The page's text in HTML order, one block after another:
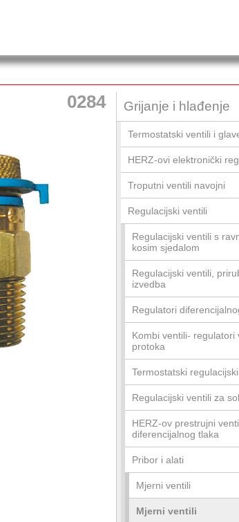
0284 Grijanje i hlađenje
Termostatski ventili i
HERZ-ovi elektronički
Troputni ventili navojni
Regulacijski ventili
Regulacijski ventili s
kosim sjedalom
Regulacijski ventili,
izvedba
Regulatori
Kombi ventili- regulatori
protoka
Termostatski
Regulacijski ventili za
HERZ-ov prestrujni
diferencijalnog tlaka
Pribor i alati
Mjerni ventili
Mjerni ventili